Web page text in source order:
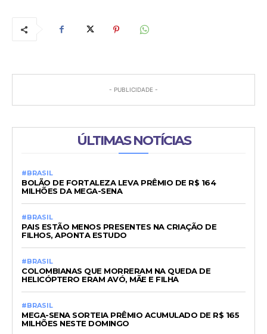
- PUBLICIDADE -
ÚLTIMAS NOTÍCIAS
#BRASIL
BOLÃO DE FORTALEZA LEVA PRÊMIO DE R$ 164
MILHÕES DA MEGA-SENA
#BRASIL
PAIS ESTÃO MENOS PRESENTES NA CRIAÇÃO DE
FILHOS, APONTA ESTUDO
#BRASIL
COLOMBIANAS QUE MORRERAM NA QUEDA DE
HELICÓPTERO ERAM AVÓ, MÃE E FILHA
#BRASIL
MEGA-SENA SORTEIA PRÊMIO ACUMULADO DE R$ 165
MILHÕES NESTE DOMINGO